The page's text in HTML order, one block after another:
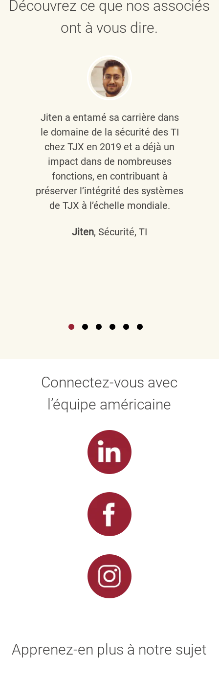
Découvrez ce que nos associés
ont à vous dire.
Jiten a entamé sa carrière dans
le domaine de la sécurité des TI
chez TJX en 2019 et a déjà un
impact dans de nombreuses
fonctions, en contribuant à
préserver l’intégrité des systèmes
de TJX à l’échelle mondiale.
Jiten, Sécurité, TI
Connectez-vous avec
l’équipe américaine
Apprenez-en plus à notre sujet